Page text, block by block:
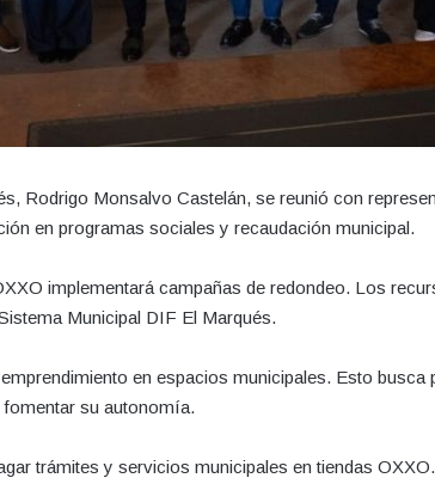
Rodrigo Monsalvo Castelán, se reunió con
en programas sociales y recaudación municipal.
implementará campañas de redondeo. Los
Municipal DIF El Marqués.
en espacios municipales. Esto busca
su autonomía.
trámites y servicios municipales en tiendas